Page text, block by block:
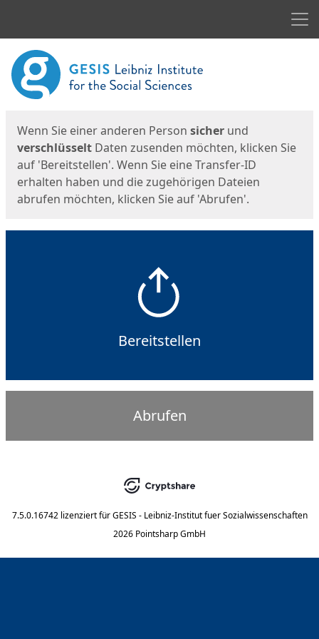
Start
Wenn Sie einer anderen Person sicher und
verschlüsselt Daten zusenden möchten, klicken Sie
auf 'Bereitstellen'. Wenn Sie eine Transfer-ID
erhalten haben und die zugehörigen Dateien
abrufen möchten, klicken Sie auf 'Abrufen'.
Bereitstellen
Abrufen
7.5.0.16742 lizenziert für GESIS - Leibniz-Institut fuer Sozialwissenschaften
2026 Pointsharp GmbH